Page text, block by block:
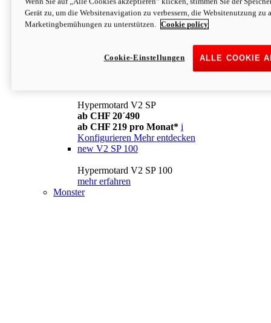
Konfigurieren Mehr entdecken
newV2
ab CHF 169 pro Monat* i
Mehr entdecken
Hypermotard V2 SP
ab CHF 20´490
ab CHF 219 pro Monat* i
Konfigurieren Mehr entdecken
new V2 SP 100
Hypermotard V2 SP 100
mehr erfahren
Monster
Gerät zu, um die Websitenavigation zu verbessern, die Websitenutzung zu
Marketingbemühungen zu unterstützen.
Cookie policy
ALLE COOKIE
Cookie-Einstellungen